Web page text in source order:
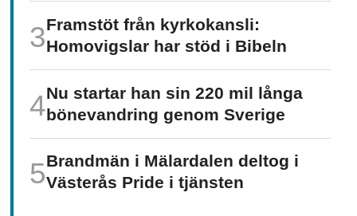
Framstöt från kyrkokansli:
Homo­vigslar har stöd i Bibeln
Nu startar han sin 220 mil långa
böne­vandring genom Sverige
Brandmän i Mälardalen deltog i
Västerås Pride i tjänsten